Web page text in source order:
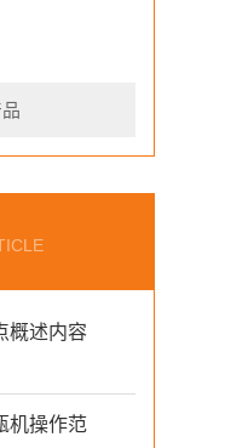
概述内容
机操作范